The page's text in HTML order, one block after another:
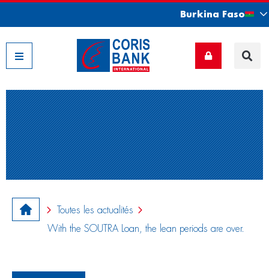
Burkina Faso
Toutes les actualités
With the SOUTRA Loan, the lean periods are over.